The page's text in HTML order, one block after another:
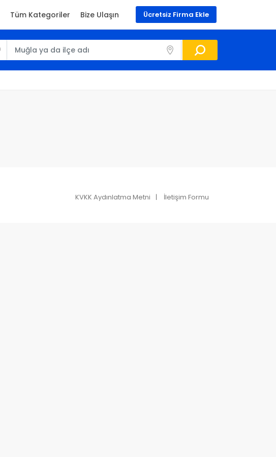
Ücretsiz Firma Ekle
Tüm Kategoriler Bize Ulaşın
KVKK Aydınlatma Metni İletişim Formu